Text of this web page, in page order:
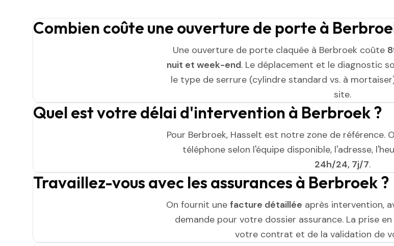
Combien coûte une ouverture de porte à
Une ouverture de porte claquée à Berbroek coûte
nuit et week-end. Le déplacement et le diagnostic
le type de serrure (cylindre standard vs. à
site.
Quel est votre délai d'intervention à Berbroek ?
Pour Berbroek, Hasselt est notre zone de référence.
téléphone selon l'équipe disponible, l'adresse,
24h/24, 7j/7.
Travaillez-vous avec les assurances à Berbroek ?
On fournit une facture détaillée après intervention,
demande pour votre dossier assurance. La prise
votre contrat et de la validation de